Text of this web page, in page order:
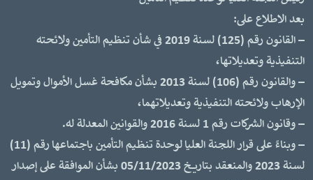
بعد الاطلاع على:
– القانون رقم (125) لسنة 2019 في شأن تنظيم التأمين ولائحته
التنفيذية وتعديلاتها،
– والقانون رقم (106) لسنة 2013 بشأن مكافحة غسل الأموال وتمويل
الإرهاب ولائحته التنفيذية وتعديلاتهما،
– وقانون الشركات رقم 1 لسنة 2016 والقوانين المعدلة له.
– وبناءً على قرار اللجنة العليا لوحدة تنظيم التأمين باجتماعها رقم (11)
لسنة 2023 والمنعقد بتاريخ 05/11/2023 بشأن الموافقة على إصدار